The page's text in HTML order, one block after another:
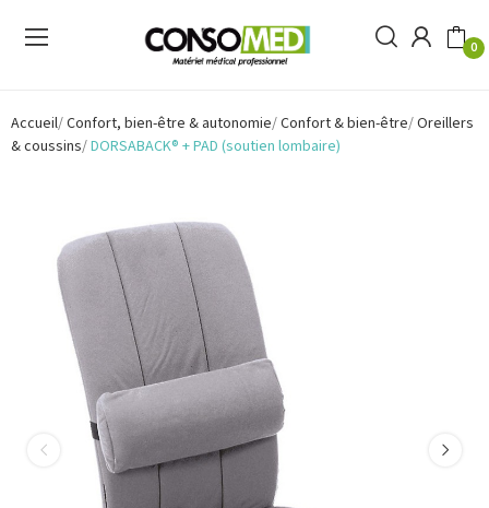
0
Accueil Confort, bien-être & autonomie Confort & bien-être Oreillers
& coussins DORSABACK® + PAD (soutien lombaire)